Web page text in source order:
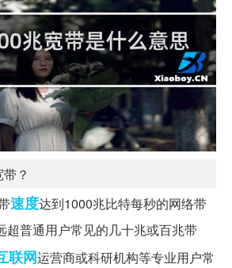
？
速度达到1000兆比特每秒的网络带
超普通用户常见的几十兆或百兆带
联网运营商或科研机构等专业用户常